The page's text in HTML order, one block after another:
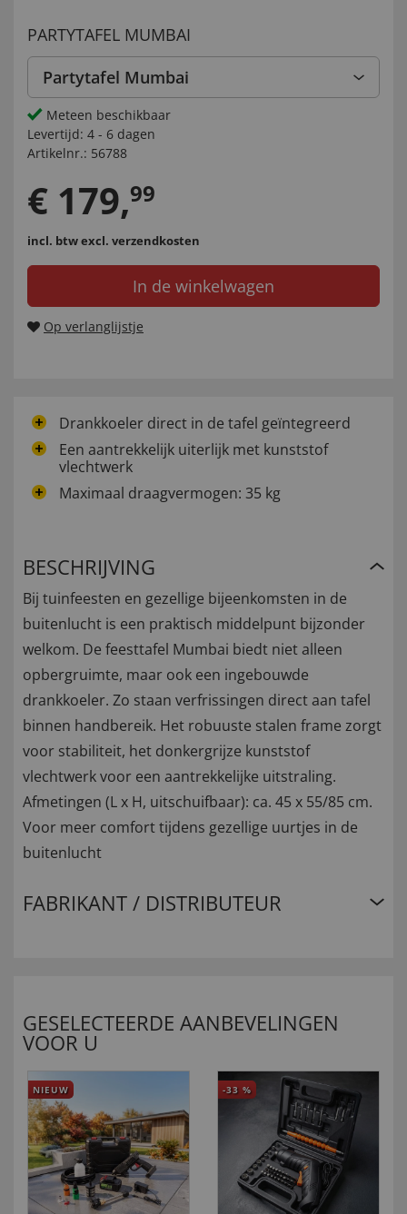
PARTYTAFEL MUMBAI
Partytafel Mumbai
Meteen beschikbaar
Levertijd: 4 - 6 dagen
Artikelnr.: 56788
€ 179,99
incl. btwexcl. verzendkosten
In de winkelwagen
Op verlanglijstje
Drankkoeler direct in de tafel geïntegreerd
Een aantrekkelijk uiterlijk met kunststof
vlechtwerk
Maximaal draagvermogen: 35 kg
BESCHRIJVING
Bij tuinfeesten en gezellige bijeenkomsten in de
buitenlucht is een praktisch middelpunt bijzonder
welkom. De feesttafel Mumbai biedt niet alleen
opbergruimte, maar ook een ingebouwde
drankkoeler. Zo staan verfrissingen direct aan tafel
binnen handbereik. Het robuuste stalen frame zorgt
voor stabiliteit, het donkergrijze kunststof
vlechtwerk voor een aantrekkelijke uitstraling.
Afmetingen (L x H, uitschuifbaar): ca. 45 x 55/85 cm.
Voor meer comfort tijdens gezellige uurtjes in de
buitenlucht
FABRIKANT / DISTRIBUTEUR
GESELECTEERDE AANBEVELINGEN
VOOR U
NIEUW -33 %